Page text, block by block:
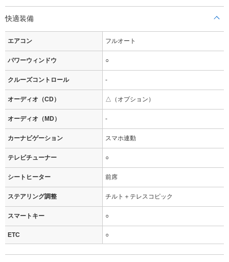
快適装備
エアコン フルオート
パワーウィンドウ ○
クルーズコントロール -
オーディオ（CD） △（オプション）
オーディオ（MD） -
カーナビゲーション スマホ連動
テレビチューナー ○
シートヒーター 前席
ステアリング調整 チルト＋テレスコピック
スマートキー ○
ETC ○